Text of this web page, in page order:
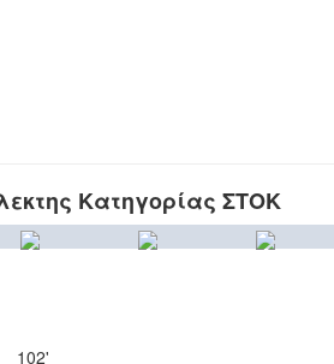
Κατηγορίας ΣΤΟΚ
102'